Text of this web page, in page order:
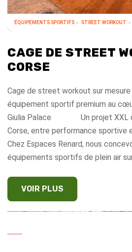
ÉQUIPEMENTS SPORTIFS STREET WORKOUT
CAGE DE STREET
CORSE
Cage de street workout sur mesure
équipement sportif premium au
Giulia Palace Un projet XXL
Corse, entre performance sportive
Chez Espaces Renard, nous
équipements sportifs de plein air